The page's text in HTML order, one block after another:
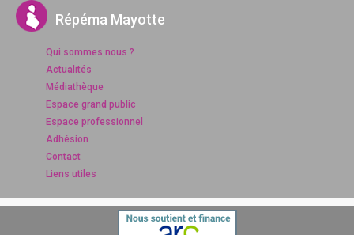
Répéma Mayotte
Qui sommes nous ?
Actualités
Médiathèque
Espace grand public
Espace professionnel
Adhésion
Contact
Liens utiles